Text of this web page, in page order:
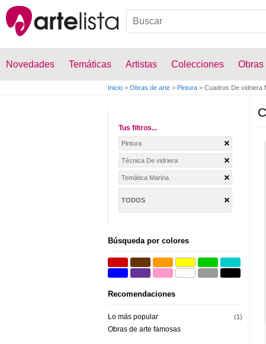
Novedades Temáticas Artistas Colecciones Obras
Inicio > Obras de arte > Pintura > Cuadros De vidriera
Tus filtros...
Pintura
Técnica De vidriera
Temática Marina
TODOS
Búsqueda por colores
Recomendaciones
Lo más popular (1)
Obras de arte famosas